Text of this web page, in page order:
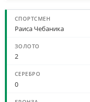
Раиса Чебаника
2
0